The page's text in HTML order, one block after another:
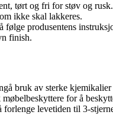
tørt og fri for støv og rusk.
ikke skal lakkeres.
produsentens
finish.
bruk av sterke kjemikalier
for å
levetiden til 3-